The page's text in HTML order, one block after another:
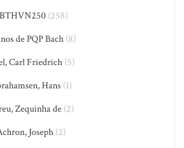
(258)
de PQP Bach(8)
Carl Friedrich(5)
Hans(1)
Zequinha de (2)
Joseph(2)